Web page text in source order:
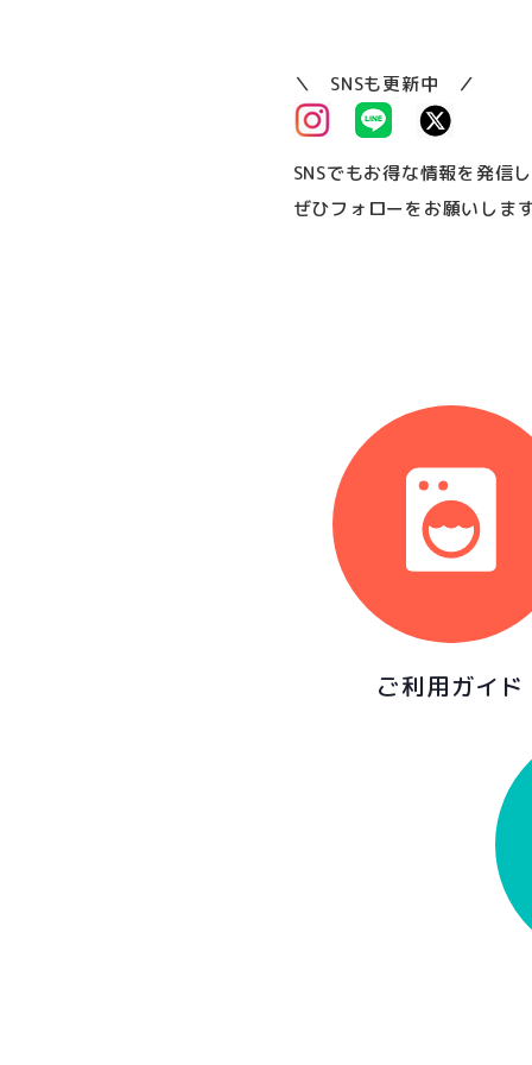
＼ SNSも更新中 ／
SNSでもお得な情報を発信
ぜひフォローをお願いしま
ご利用ガイド